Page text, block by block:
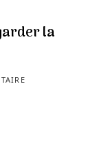
la